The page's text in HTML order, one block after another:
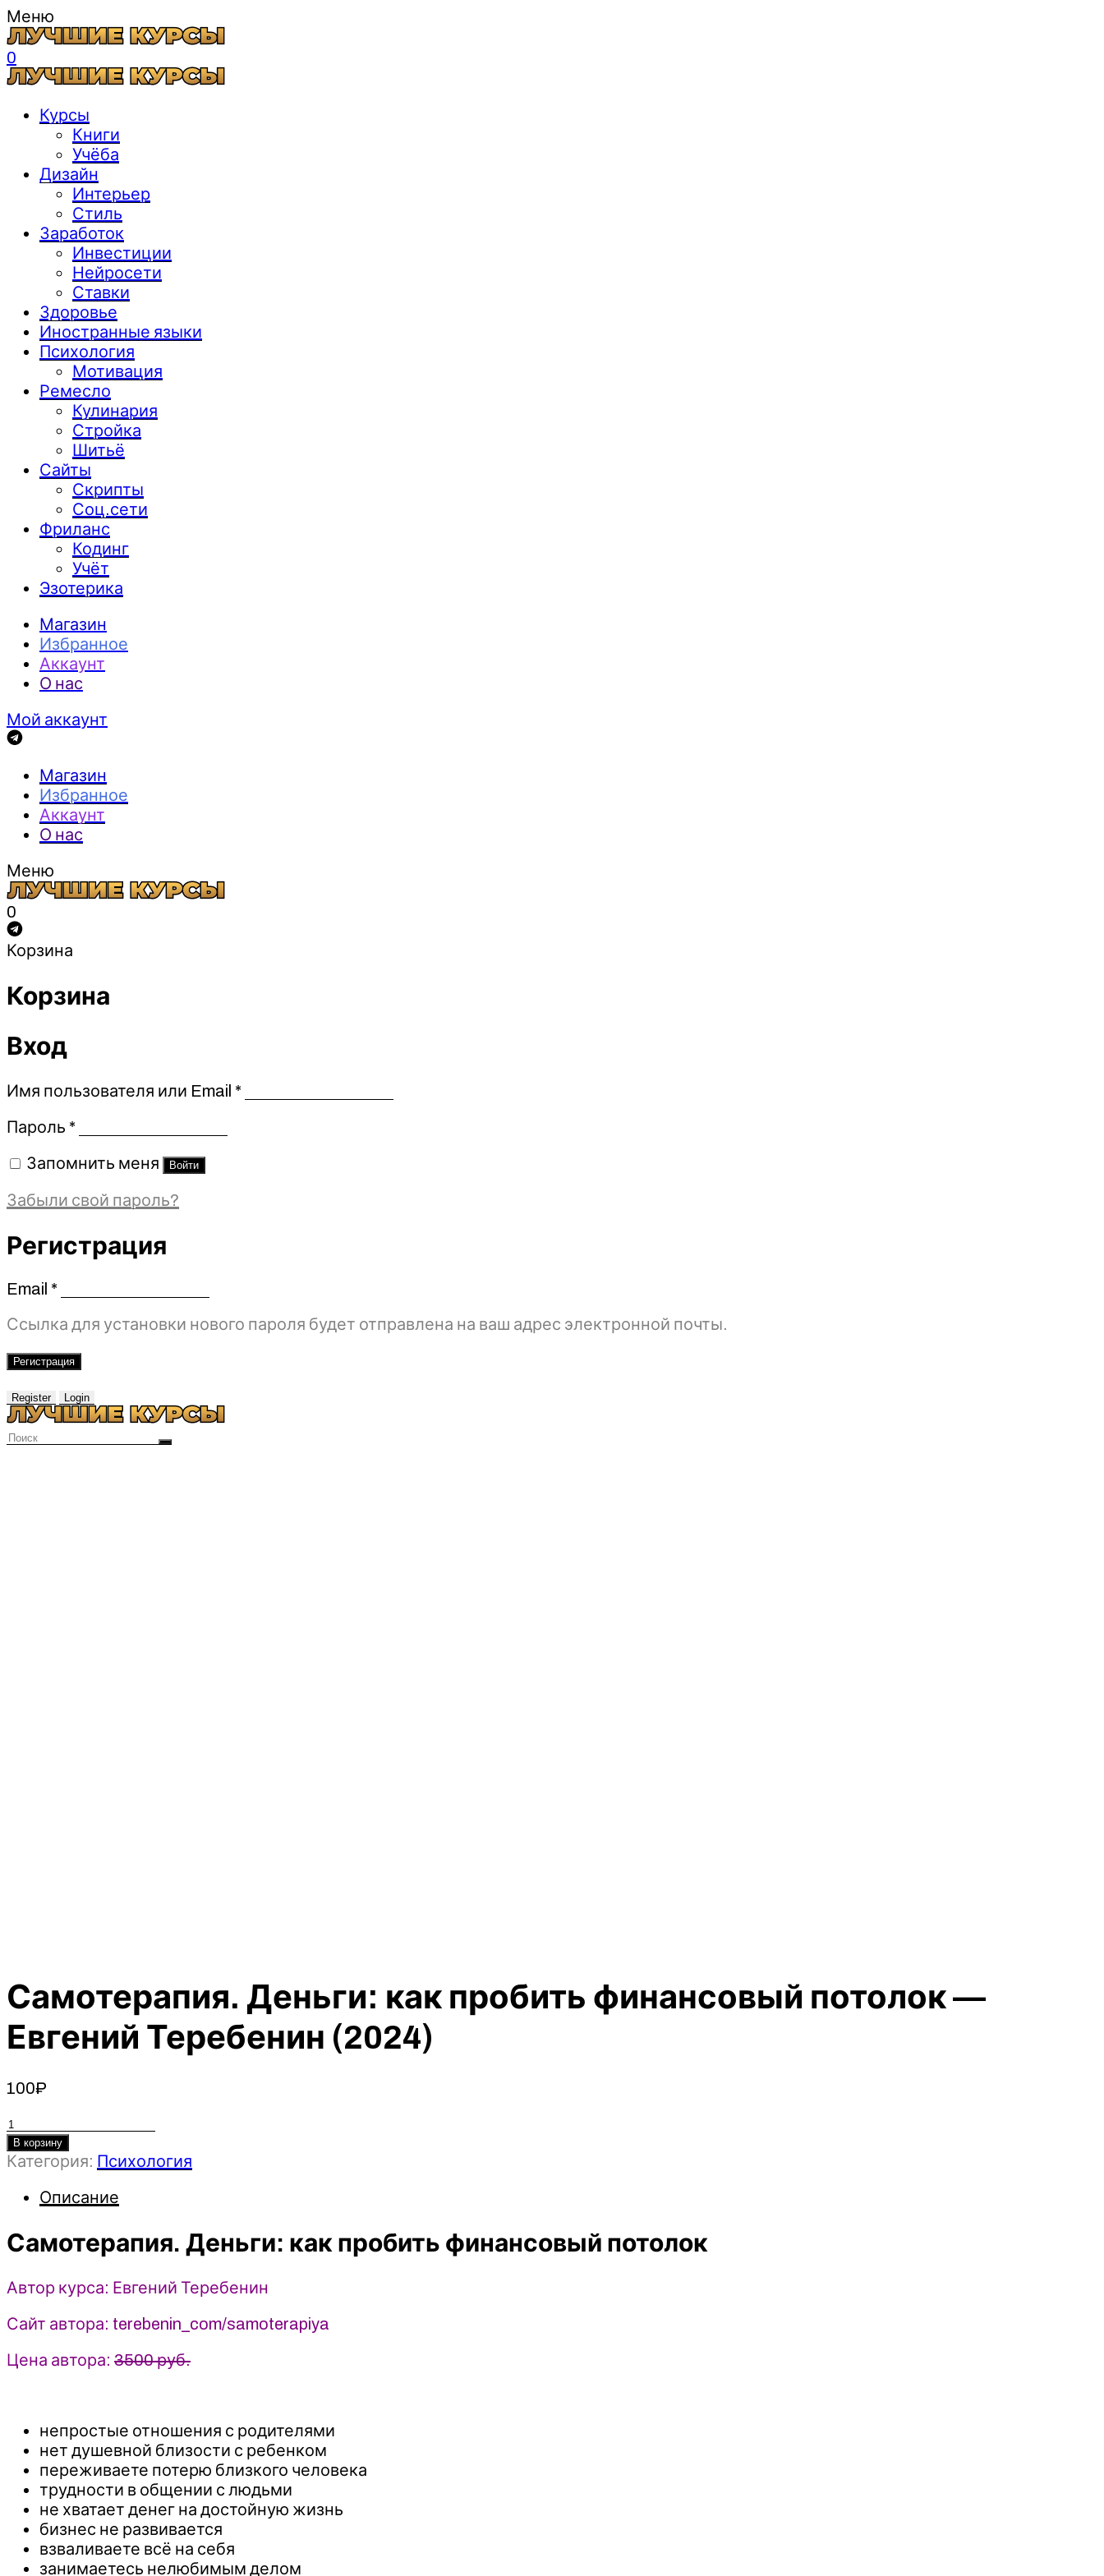
Меню
0
Курсы
Книги
Учёба
Дизайн
Интерьер
Стиль
Заработок
Инвестиции
Нейросети
Ставки
Здоровье
Иностранные языки
Психология
Мотивация
Ремесло
Кулинария
Стройка
Шитьё
Сайты
Скрипты
Соц.сети
Фриланс
Кодинг
Учёт
Эзотерика
Магазин
Избранное
Аккаунт
О нас
Мой аккаунт
Магазин
Избранное
Аккаунт
О нас
Меню
0
Корзина
Корзина
Вход
Имя пользователя или Email *Обязательно
Пароль *Обязательно
Запомнить меня Войти
Забыли свой пароль?
Регистрация
Email *Обязательно
Ссылка для установки нового пароля будет отправлена ​​на ваш адрес электронной почты.
Регистрация
Register Login
Самотерапия. Деньги: как пробить финансовый потолок —
Евгений Теребенин (2024)
100₽
Количество
товара
Самотерапия.
как
финансовый
-
Евгений
Теребенин
В корзину
Категория: Психология
Описание
Самотерапия. Деньги: как пробить финансовый потолок
Автор курса: Евгений Теребенин
Сайт автора: terebenin_com/samoterapiya
Цена автора: 3500 руб.
непростые отношения с родителями
нет душевной близости с ребенком
переживаете потерю близкого человека
трудности в общении с людьми
не хватает денег на достойную жизнь
бизнес не развивается
взваливаете всё на себя
занимаетесь нелюбимым делом